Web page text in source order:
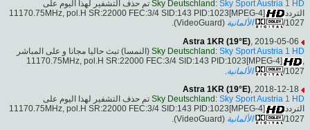
Sky Deutschland : Sky Sport Austria 1 HD
تم حذف التشفير لهذا اليوم على
التردد11170.75MHz, pol.H SR:22000 FEC:3/4 SID:143 PID:1023[MPEG-4]
/1027
الألمانية (VideoGuard).
Astra 1KR (19°E), 2019-05-06
Sky Deutschland : Sky Sport Austria 1 HD
(النمسا) تبث حاليا مجانا و على المباشر
,11170.75MHz, pol.H SR:22000 FEC:3/4 SID:143 PID:1023[MPEG-4]
/1027
الألمانية
Astra 1KR (19°E), 2018-12-18
Sky Deutschland : Sky Sport Austria 1 HD
تم حذف التشفير لهذا اليوم على
التردد11170.75MHz, pol.H SR:22000 FEC:3/4 SID:143 PID:1023[MPEG-4]
/1027
الألمانية (VideoGuard).